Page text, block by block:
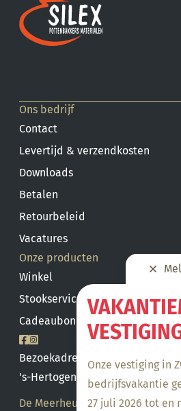
Onze vestiging in
bedrijfsvakantie
27 juli 2026 tot en
Ons bedrijf
Contact
Levertijd & verzendkosten
Downloads
Betalen
Retourbeleid
Vacatures
Onze producten
Winkel
Stookservice
Cadeaubon saldo
Bezoekadres
's-Hertogenbosch
De Meerheuvel 21